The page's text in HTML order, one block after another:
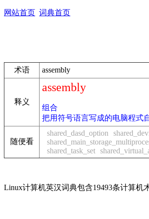
网站首页 词典首页
术语 assembly
释义
assembly
组合
把用符号语言写成的电脑程式
随便看
shared_dasd_option
shared_task_set
Linux计算机英汉词典包含19493条计算机